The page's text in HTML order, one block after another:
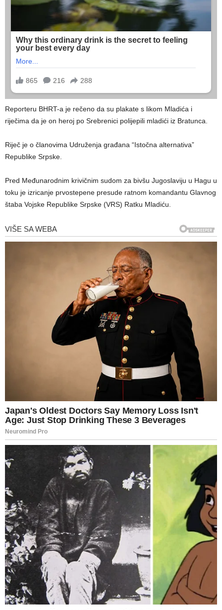
Reporteru BHRT-a je rečeno da su plakate s likom Mladića i
riječima da je on heroj po Srebrenici polijepili mladići iz Bratunca.
Riječ je o članovima Udruženja građana “Istočna alternativa”
Republike Srpske.
Pred Međunarodnim krivičnim sudom za bivšu Jugoslaviju u Hagu u
toku je izricanje prvostepene presude ratnom komandantu Glavnog
štaba Vojske Republike Srpske (VRS) Ratku Mladiću.